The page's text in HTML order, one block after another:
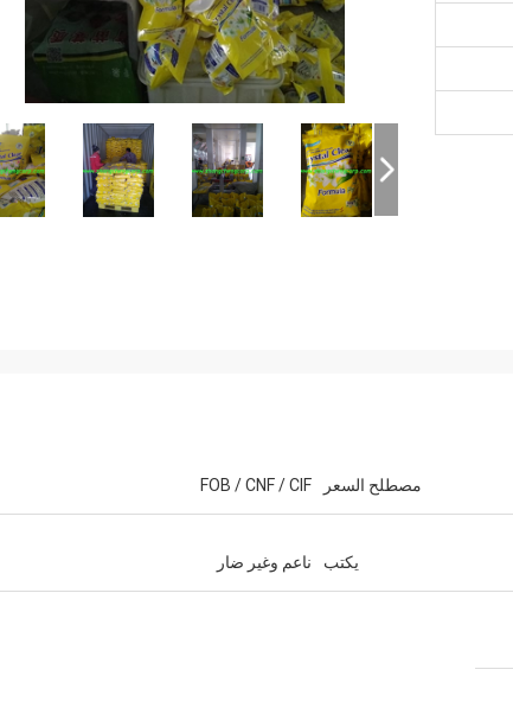
Mr jaberri
is nice and
we want,
مصطلح السعر FOB / CNF / CIF
يكتب ناعم وغير ضار